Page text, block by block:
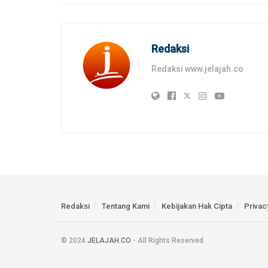
Redaksi
Redaksi www.jelajah.co
Redaksi Tentang Kami Kebijakan Hak Cipta
© 2024 JELAJAH.CO - All Rights Reserved.